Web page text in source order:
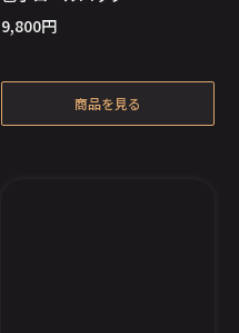
9,800円
商品を見る